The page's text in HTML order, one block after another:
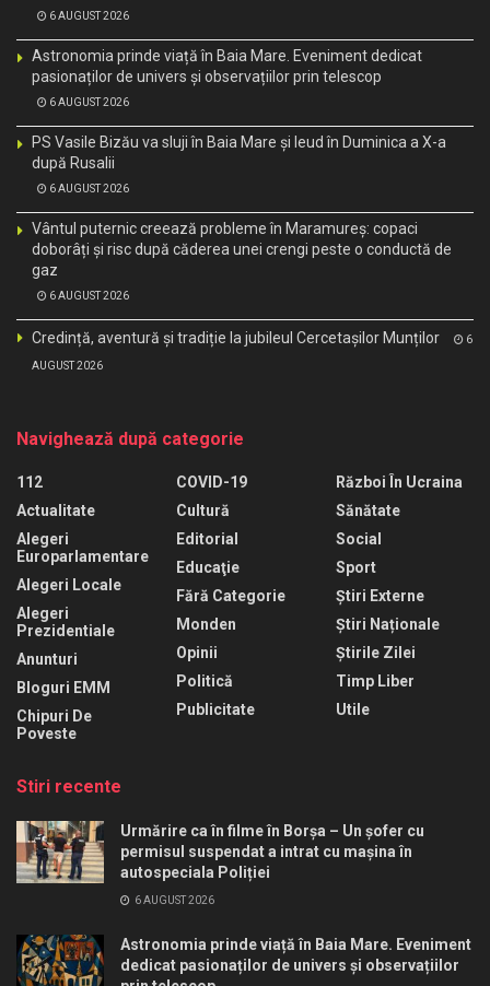
6 AUGUST 2026
Astronomia prinde viață în Baia Mare. Eveniment dedicat
pasionaților de univers și observațiilor prin telescop
6 AUGUST 2026
PS Vasile Bizău va sluji în Baia Mare și Ieud în Duminica a X-a
după Rusalii
6 AUGUST 2026
Vântul puternic creează probleme în Maramureș: copaci
doborâți și risc după căderea unei crengi peste o conductă de
gaz
6 AUGUST 2026
Credință, aventură și tradiție la jubileul Cercetașilor Munților 6
AUGUST 2026
Navighează după categorie
112
Actualitate
Alegeri
Europarlamentare
Alegeri Locale
Alegeri
Prezidentiale
Anunturi
Bloguri EMM
Chipuri De
Poveste
COVID-19
Cultură
Editorial
Educaţie
Fără Categorie
Monden
Opinii
Politică
Publicitate
Război În Ucraina
Sănătate
Social
Sport
Știri Externe
Știri Naționale
Știrile Zilei
Timp Liber
Utile
Stiri recente
Urmărire ca în filme în Borșa – Un șofer cu
permisul suspendat a intrat cu mașina în
autospeciala Poliției
6 AUGUST 2026
Astronomia prinde viață în Baia Mare. Eveniment
dedicat pasionaților de univers și observațiilor